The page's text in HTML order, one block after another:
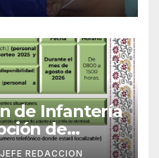
de Infantería
de
obtener La
JEFE REDACCION